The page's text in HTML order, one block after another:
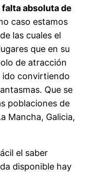
absoluta de
caso estamos
las cuales el
que en su
de atracción
ido convirtiendo
Que se
poblaciones de
Mancha, Galicia,
el saber
disponible hay